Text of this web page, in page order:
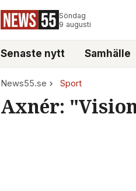
Söndag
9 augusti
Senaste nytt Samhälle
News55.se Sport
Axnér: